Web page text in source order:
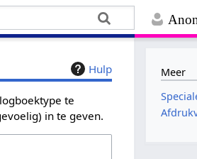
Hulp
te
in te geven.
Meer